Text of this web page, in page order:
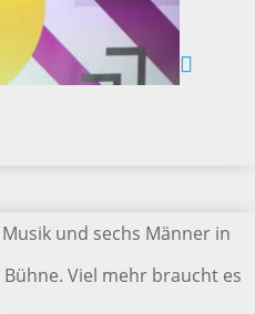
und sechs Männer in
Viel mehr braucht es